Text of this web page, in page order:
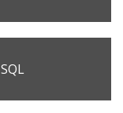
SQL